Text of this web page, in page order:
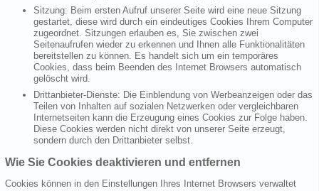
Sitzung: Beim ersten Aufruf unserer Seite wird eine neue Sitzung
gestartet, diese wird durch ein eindeutiges Cookies Ihrem Computer
zugeordnet. Sitzungen erlauben es, Sie zwischen zwei
Seitenaufrufen wieder zu erkennen und Ihnen alle Funktionalitäten
bereitstellen zu können. Es handelt sich um ein temporäres
Cookies, dass beim Beenden des Internet Browsers automatisch
gelöscht wird.
Drittanbieter-Dienste: Die Einblendung von Werbeanzeigen oder das
Teilen von Inhalten auf sozialen Netzwerken oder vergleichbaren
Internetseiten kann die Erzeugung eines Cookies zur Folge haben.
Diese Cookies werden nicht direkt von unserer Seite erzeugt,
sondern durch den Drittanbieter selbst.
Wie Sie Cookies deaktivieren und entfernen
Cookies können in den Einstellungen Ihres Internet Browsers verwaltet